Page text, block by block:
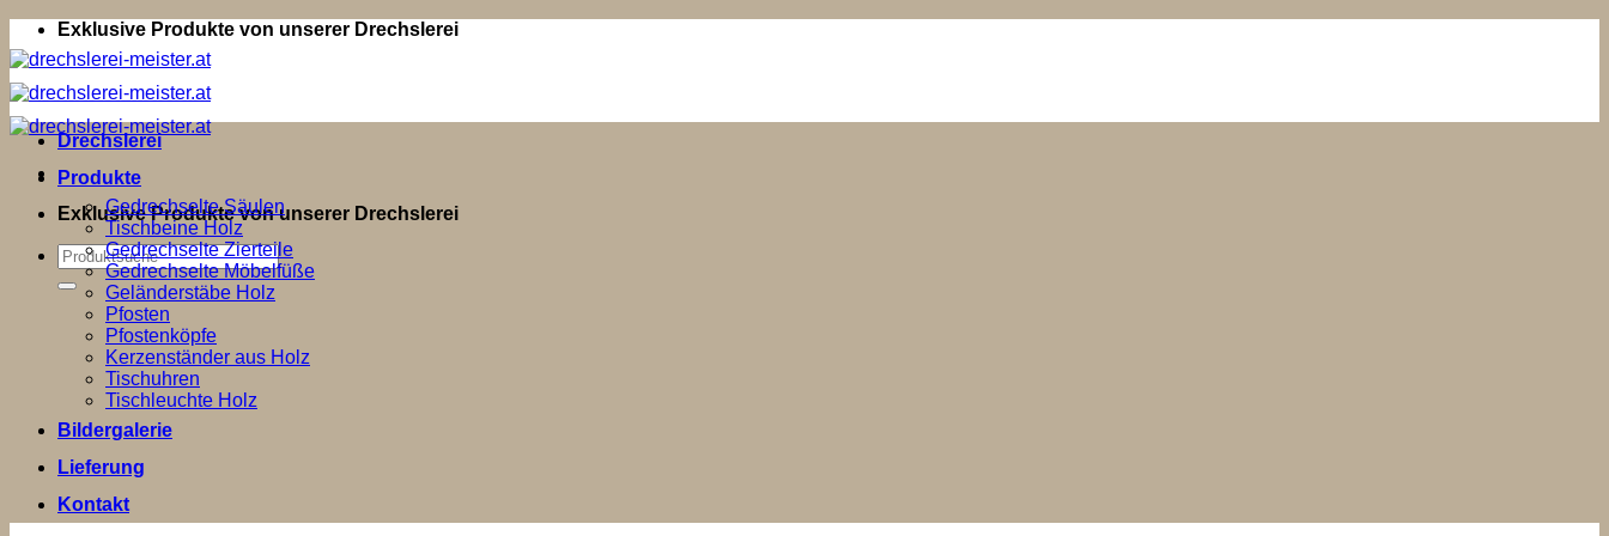
Zum
Inhalt
springen
Exklusive Produkte von unserer Drechslerei
Exklusive Produkte von unserer Drechslerei
Suchen
nach:
Drechslerei
Produkte
Gedrechselte Säulen
Tischbeine Holz
Gedrechselte Zierteile
Gedrechselte Möbelfüße
Geländerstäbe Holz
Pfosten
Pfostenköpfe
Kerzenständer aus Holz
Tischuhren
Tischleuchte Holz
Bildergalerie
Lieferung
Kontakt